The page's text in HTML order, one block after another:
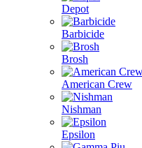
Depot
Barbicide
Brosh
American Crew
Nishman
Epsilon